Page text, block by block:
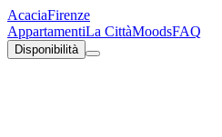
AcaciaFirenze
AppartamentiLa CittàMoodsFAQ
Disponibilità